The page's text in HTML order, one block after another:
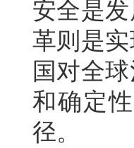
安全是
革则是
国对全
和确定
径。